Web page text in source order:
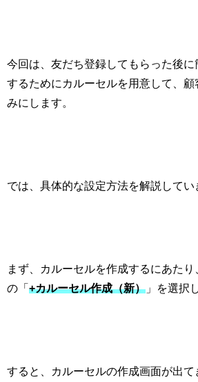
今回は、友だち登録してもらった後
するためにカルーセルを用意して、顧
みにします。
では、具体的な設定方法を解説してい
まず、カルーセルを作成するにあたり
の「 +カルーセル作成（新） 」を選択
すると、カルーセルの作成画面が出